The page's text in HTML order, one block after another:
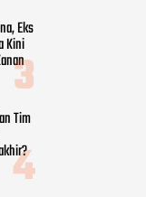
Eks
Kini
Tim